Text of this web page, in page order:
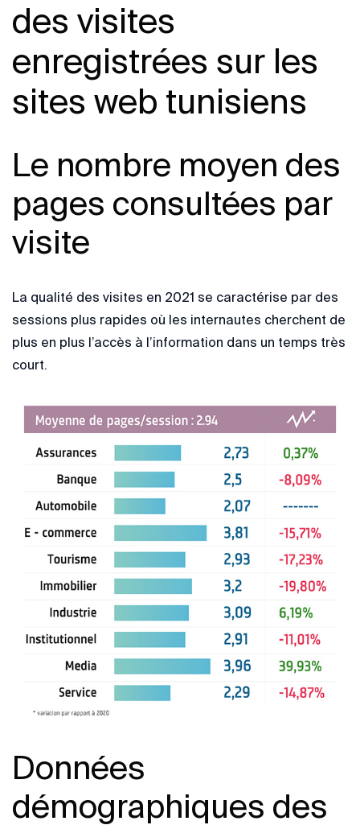
des visites
enregistrées sur les
sites web tunisiens
Le nombre moyen des
pages consultées par
visite
La qualité des visites en 2021 se caractérise par des
sessions plus rapides où les internautes cherchent de
plus en plus l’accès à l’information dans un temps très
court.
Données
démographiques des